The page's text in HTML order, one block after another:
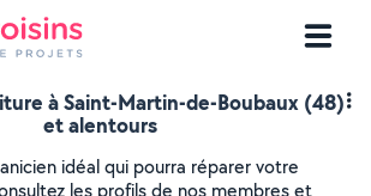
à Saint-Martin-de-Boubaux (48)
et alentours
idéal qui pourra réparer votre
les profils de nos membres et